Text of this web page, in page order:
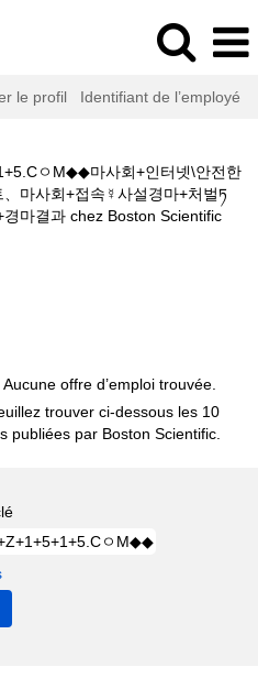
le profil Identifiant de l’employé
ㅇM◆◆마사회+인터넷\안전한
마사회+접속☿사설경마+처벌ཏ
마결과 chez Boston Scientific
offre d’emploi trouvée.
trouver ci-dessous les 10
publiées par Boston Scientific.